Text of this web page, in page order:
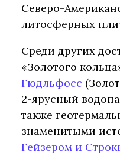
Северо-
литосферных
Среди других
«Золотого
Гюдльфосс
2-ярусный
также
знаменитыми
Гейзером и